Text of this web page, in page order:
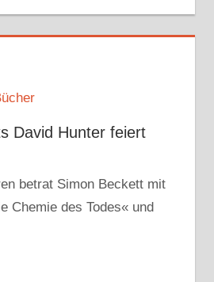
David Hunter feiert
betrat Simon Beckett mit
Chemie des Todes« und